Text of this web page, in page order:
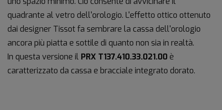
quadrante al vetro dell'orologio. L'effetto ottico ottenuto
dai designer Tissot fa sembrare la cassa dell'orologio
ancora più piatta e sottile di quanto non sia in realtà.
In questa versione il PRX T137.410.33.021.00è
caratterizzato da cassa e bracciale integrato dorato.